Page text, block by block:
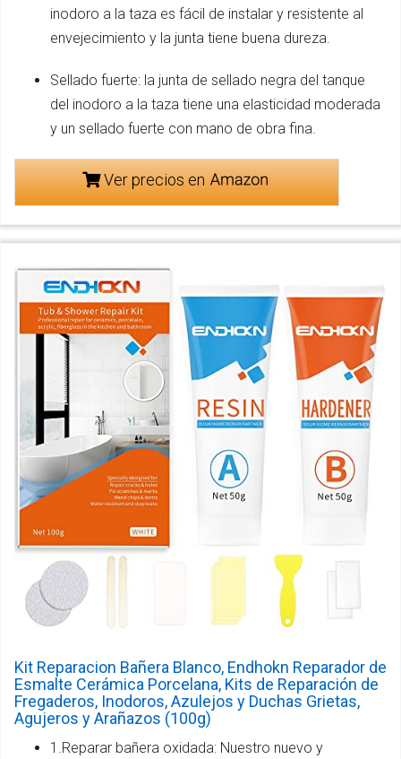
inodoro a la taza es fácil de instalar y resistente al
envejecimiento y la junta tiene buena dureza.
Sellado fuerte: la junta de sellado negra del tanque
del inodoro a la taza tiene una elasticidad moderada
y un sellado fuerte con mano de obra fina.
Ver precios en
Kit Reparacion Bañera Blanco, Endhokn Reparador de
Esmalte Cerámica Porcelana, Kits de Reparación de
Fregaderos, Inodoros, Azulejos y Duchas Grietas,
Agujeros y Arañazos (100g)
1.Reparar bañera oxidada: Nuestro nuevo y